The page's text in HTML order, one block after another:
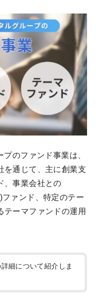
のファンド事業は、
を通じて、主に創業支
、事業会社との
ァンド、特定のテー
テーマファンドの運用
細について紹介しま